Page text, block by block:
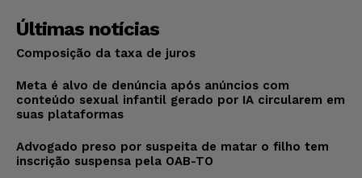
Últimas notícias
Composição da taxa de juros
Meta é alvo de denúncia após anúncios com
conteúdo sexual infantil gerado por IA circularem em
suas plataformas
Advogado preso por suspeita de matar o filho tem
inscrição suspensa pela OAB-TO